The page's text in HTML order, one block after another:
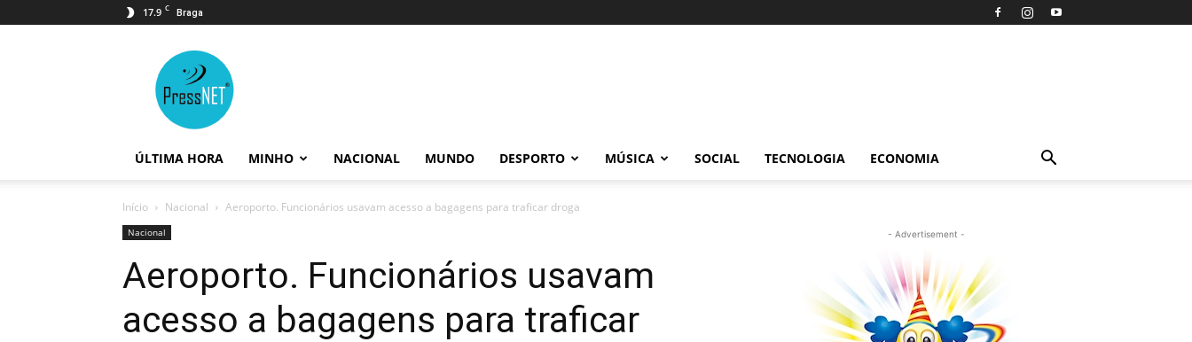
17.9 C Braga
ÚLTIMA HORA MINHO NACIONAL MUNDO DESPORTO MÚSICA SOCIAL TECNOLOGIA ECONOMIA
Início Nacional Aeroporto. Funcionários usavam acesso a bagagens para traficar droga
Nacional
Aeroporto. Funcionários usavam
acesso a bagagens para traficar
- Advertisement -